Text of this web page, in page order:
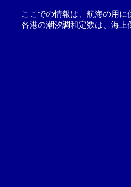
ここでの情報は、航海の用
各港の潮汐調和定数は、海